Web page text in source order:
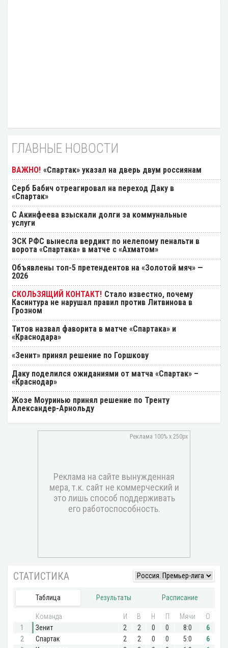
ГЛАВНЫЕ НОВОСТИ
«Спартак» указал на дверь двум россиянам
Серб Бабич отреагировал на переход Даку в
«Спартак»
С Акинфеева взыскали долги за коммунальные
услуги
ЭСК РФС вынесла вердикт по нелепому пенальти в
ворота «Спартака» в матче с «Ахматом»
Объявлены топ-5 претендентов на «Золотой мяч» —
2026
Стало известно, почему
Касинтура не нарушал правил против Литвинова в
Грозном
Титов назвал фаворита в матче «Спартака» и
«Краснодара»
«Зенит» принял решение по Горшкову
Даку поделился ожиданиями от матча «Спартак» –
«Краснодар»
Жозе Моуринью принял решение по Тренту
Александер-Арнольду